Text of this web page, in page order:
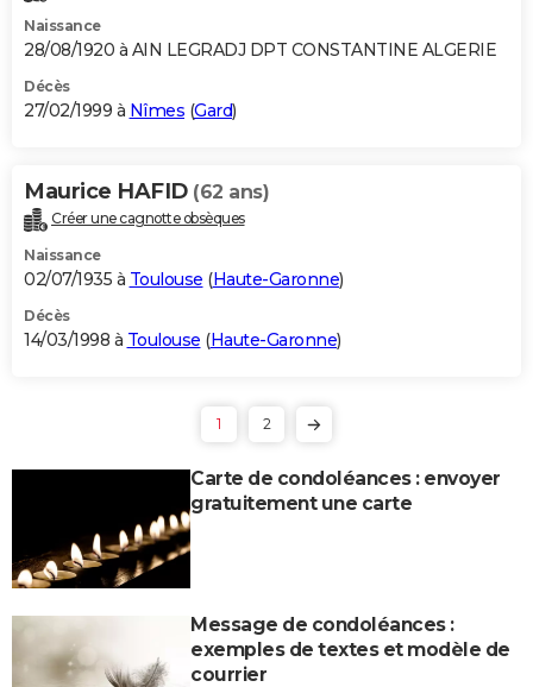
Naissance
28/08/1920 à AIN LEGRADJ DPT CONSTANTINE ALGERIE
Décès
27/02/1999 à Nîmes (Gard)
Maurice HAFID (62 ans)
Créer une cagnotte obsèques
Naissance
02/07/1935 à Toulouse (Haute-Garonne)
Décès
14/03/1998 à Toulouse (Haute-Garonne)
1 2
Carte de condoléances : envoyer
gratuitement une carte
Message de condoléances :
exemples de textes et modèle de
courrier